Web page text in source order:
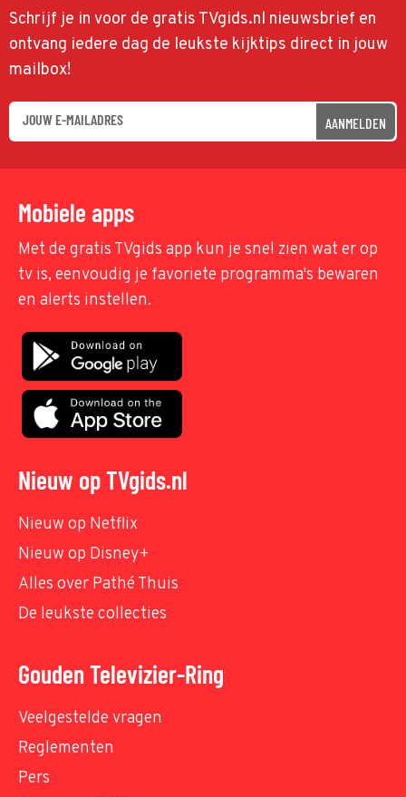
Schrijf je in voor de gratis TVgids.nl nieuwsbrief en
ontvang iedere dag de leukste kijktips direct in jouw
mailbox!
AANMELDEN
Mobiele apps
Met de gratis TVgids app kun je snel zien wat er op
tv is, eenvoudig je favoriete programma's bewaren
en alerts instellen.
Nieuw op TVgids.nl
Nieuw op Netflix
Nieuw op Disney+
Alles over Pathé Thuis
De leukste collecties
Gouden Televizier-Ring
Veelgestelde vragen
Reglementen
Pers